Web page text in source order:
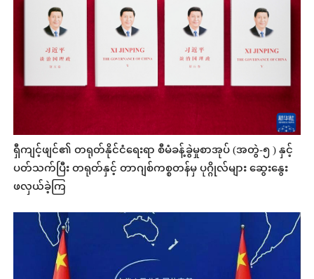
ရှီကျင့်ဖျင်၏ တရုတ်နိုင်ငံရေးရာ စီမံခန့်ခွဲမှုစာအုပ် (အတွဲ-၅ ) နှင့်
ပတ်သက်ပြီး တရုတ်နှင့် တာဂျစ်ကစ္စတန်မှ ပုဂ္ဂိုလ်များ ဆွေးနွေး
ဖလှယ်ခဲ့ကြ